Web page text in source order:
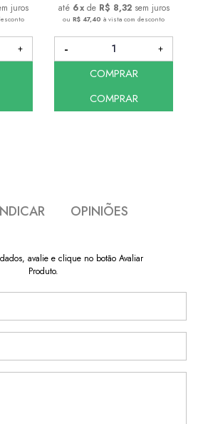
juros 6x de R$ 8,32 sem juros
ouR$ 47,40à vista com desconto
COMPRAR
COMPRAR
OPINIÕES
avalie e clique no botão Avaliar
Produto.